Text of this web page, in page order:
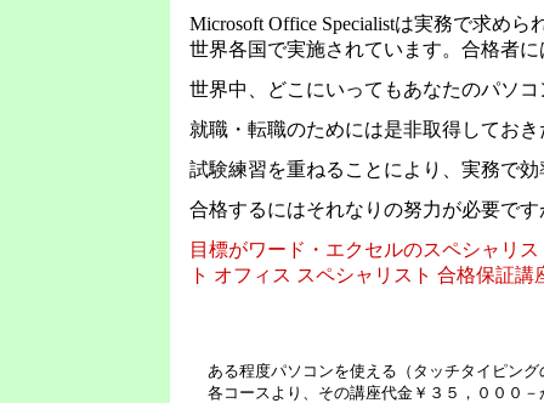
Microsoft Office Specialistは実務で求め
世界各国で実施されています。合格者
世界中、どこにいってもあなたのパソ
就職・転職のためには是非取得してお
試験練習を重ねることにより、実務で
合格するにはそれなりの努力が必要で
目標がワード・エクセルのスペシャリ
ト オフィス スペシャリスト 合格保証
ある程度パソコンを使える（タッチタイピング
各コースより、その講座代金￥３５，０００－